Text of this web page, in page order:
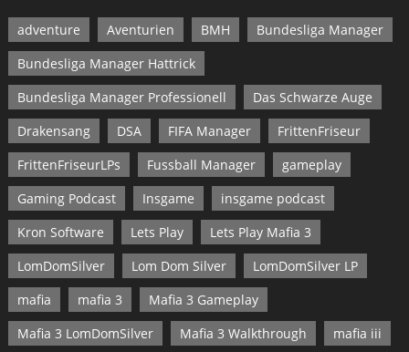
adventure Aventurien BMH
Bundesliga Manager
Bundesliga Manager Hattrick
Bundesliga Manager Professionell
Das Schwarze Auge
Drakensang
DSA FIFA Manager
FrittenFriseur
FrittenFriseurLPs
Fussball Manager
gameplay
Gaming Podcast
Insgame
insgame podcast
Kron Software
Lets Play
Lets Play Mafia 3
LomDomSilver
Lom Dom Silver
LomDomSilver LP
mafia
mafia 3
Mafia 3 Gameplay
Mafia 3 LomDomSilver
Mafia 3 Walkthrough
mafia iii